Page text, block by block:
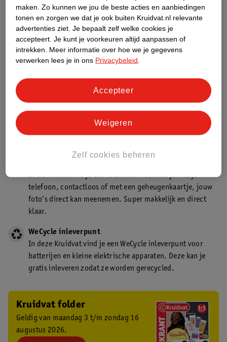
Ook in deze winkel
Kruidvat.nl ophaalpunt
Laat je bestelling snel en gemakkelijk bezorgen in de
Kruidvat is een gecertificeerd drogist. Dit betekent dat je
In de winkel vind je een fotokiosk waarmee je met je
telefoon, contactloos of met een geheugenkaartje, jouw
foto’s direct kan meenemen. Super makkelijk en direct
klaar.
WeCycle inleverpunt
In deze Kruidvat vind je een WeCycle inleverpunt voor
batterijen en kleine elektrische apparaten. Deze kan je
gratis inleveren zodat ze worden gerecycled.
Kruidvat folder
Geldig van maandag 3 t/m zondag 16
augustus 2026.
maken. Zo kunnen we jou de beste acties en aanbiedingen
tonen en zorgen we dat je ook buiten Kruidvat.nl relevante
advertenties ziet. Je bepaalt zelf welke cookies je
accepteert. Je kunt je voorkeuren altijd aanpassen of
intrekken.
Meer informatie over hoe we je gegevens
verwerken lees je in ons Privacybeleid
Zelf cookies beheren
Weigeren
Accepteer